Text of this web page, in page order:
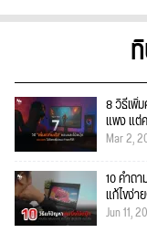
8 วิธีเพิ่
แพง แต่
Mar 2,
10 คำถ
แก้ไขง่า
Jun 11,